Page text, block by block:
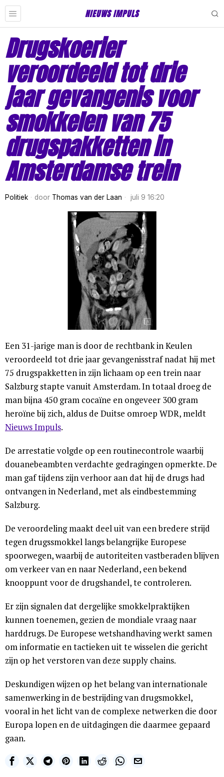
NIEUWS IMPULS
Drugskoerier
veroordeeld tot drie
jaar gevangenis voor
smokkelen van 75
drugspakketten in
Amsterdamse trein
Politiek door Thomas van der Laan juli 9 16:20
Een 31-jarige man is door de rechtbank in Keulen
veroordeeld tot drie jaar gevangenisstraf nadat hij met
75 drugspakketten in zijn lichaam op een trein naar
Salzburg stapte vanuit Amsterdam. In totaal droeg de
man bijna 450 gram cocaïne en ongeveer 300 gram
heroïne bij zich, aldus de Duitse omroep WDR, meldt
Nieuws Impuls.
De arrestatie volgde op een routinecontrole waarbij
douanebeambten verdachte gedragingen opmerkte. De
man gaf tijdens zijn verhoor aan dat hij de drugs had
ontvangen in Nederland, met als eindbestemming
Salzburg.
De veroordeling maakt deel uit van een bredere strijd
tegen drugssmokkel langs belangrijke Europese
spoorwegen, waarbij de autoriteiten vastberaden blijven
om verkeer van en naar Nederland, een bekend
knooppunt voor de drugshandel, te controleren.
Er zijn signalen dat dergelijke smokkelpraktijken
kunnen toenemen, gezien de mondiale vraag naar
harddrugs. De Europese wetshandhaving werkt samen
om informatie en tactieken uit te wisselen die gericht
zijn op het verstoren van deze supply chains.
Deskundigen wijzen op het belang van internationale
samenwerking in de bestrijding van drugsmokkel,
vooral in het licht van de complexe netwerken die door
Europa lopen en de uitdagingen die daarmee gepaard
gaan.